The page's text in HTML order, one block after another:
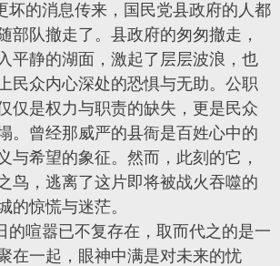
坏的消息传来，国民党县政府的人都
部队撤走了。县政府的匆匆撤走，
平静的湖面，激起了层层波浪，也
民众内心深处的恐惧与无助。公职
仅是权力与职责的缺失，更是民众
。曾经那威严的县衙是百姓心中的
与希望的象征。然而，此刻的它，
鸟，逃离了这片即将被战火吞噬的
的惊慌与迷茫。
的喧嚣已不复存在，取而代之的是一
在一起，眼神中满是对未来的忧